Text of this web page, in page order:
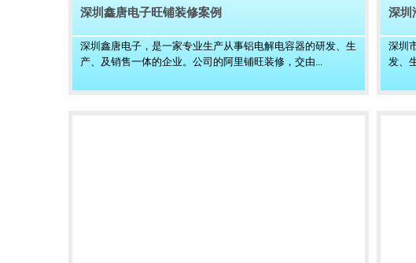
深圳鑫唐电子旺铺装修案例
深圳鑫唐电子，是一家专业生产从事铝电解电容器的研发、生
产、及销售一体的企业。公司的阿里铺旺装修，交由...
深圳
深圳
发、